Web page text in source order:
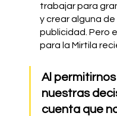
trabajar para
y crear alguna
publicidad. Pero
para la Mirtila
Al
nuestras
cuenta que